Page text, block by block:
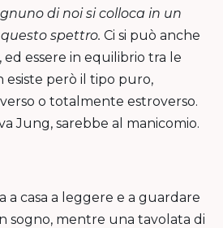
di noi si colloca in un
spettro. Ci si può anche
essere in equilibrio tra le
esiste però il tipo puro,
o totalmente estroverso.
Jung, sarebbe al manicomio.
a casa a leggere e a guardare
sogno, mentre una tavolata di